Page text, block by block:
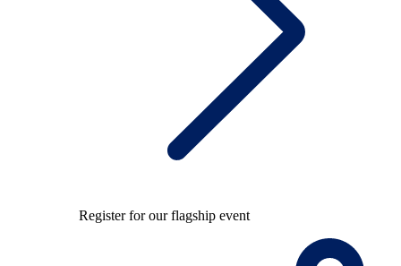
Register for our flagship event